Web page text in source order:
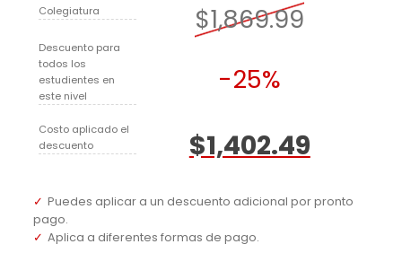
Colegiatura $1,869.99
Descuento para
todos los
estudientes en
este nivel
-25%
Costo aplicado el
descuento
$1,402.49
Puedes aplicar a un descuento adicional por pronto
pago.
Aplica a diferentes formas de pago.